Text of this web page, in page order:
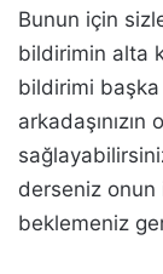
Bunun için
bildirimin alta
bildirimi
derseniz
beklemeniz